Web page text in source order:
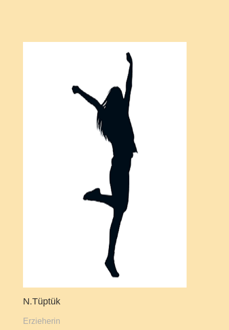
N.Tüptük
Erzieherin